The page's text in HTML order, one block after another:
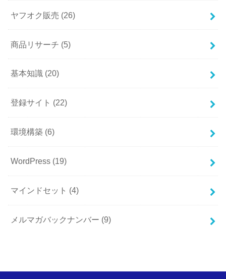
ヤフオク販売 (26)
商品リサーチ (5)
基本知識 (20)
登録サイト (22)
環境構築 (6)
WordPress (19)
マインドセット (4)
メルマガバックナンバー (9)